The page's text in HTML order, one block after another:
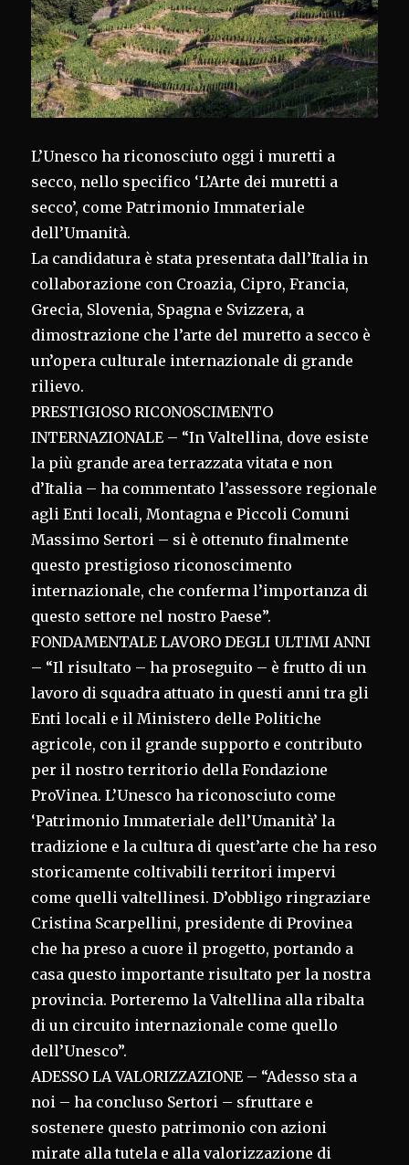
L’Unesco ha riconosciuto oggi i muretti a
secco, nello specifico ‘L’Arte dei muretti a
secco’, come Patrimonio Immateriale
dell’Umanità.
La candidatura è stata presentata dall’Italia in
collaborazione con Croazia, Cipro, Francia,
Grecia, Slovenia, Spagna e Svizzera, a
dimostrazione che l’arte del muretto a secco è
un’opera culturale internazionale di grande
rilievo.
PRESTIGIOSO RICONOSCIMENTO
INTERNAZIONALE – “In Valtellina, dove esiste
la più grande area terrazzata vitata e non
d’Italia – ha commentato l’assessore regionale
agli Enti locali, Montagna e Piccoli Comuni
Massimo Sertori – si è ottenuto finalmente
questo prestigioso riconoscimento
internazionale, che conferma l’importanza di
questo settore nel nostro Paese”.
FONDAMENTALE LAVORO DEGLI ULTIMI ANNI
– “Il risultato – ha proseguito – è frutto di un
lavoro di squadra attuato in questi anni tra gli
Enti locali e il Ministero delle Politiche
agricole, con il grande supporto e contributo
per il nostro territorio della Fondazione
ProVinea. L’Unesco ha riconosciuto come
‘Patrimonio Immateriale dell’Umanità’ la
tradizione e la cultura di quest’arte che ha reso
storicamente coltivabili territori impervi
come quelli valtellinesi. D’obbligo ringraziare
Cristina Scarpellini, presidente di Provinea
che ha preso a cuore il progetto, portando a
casa questo importante risultato per la nostra
provincia. Porteremo la Valtellina alla ribalta
di un circuito internazionale come quello
dell’Unesco”.
ADESSO LA VALORIZZAZIONE – “Adesso sta a
noi – ha concluso Sertori – sfruttare e
sostenere questo patrimonio con azioni
mirate alla tutela e alla valorizzazione di